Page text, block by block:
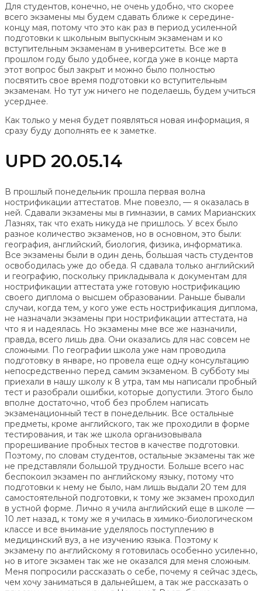
Для студентов, конечно, не очень удобно, что скорее
всего экзамены мы будем сдавать ближе к середине-
концу мая, потому что это как раз в период усиленной
подготовки к школьным выпускным экзаменам и ко
вступительным экзаменам в университеты. Все же в
прошлом году было удобнее, когда уже в конце марта
этот вопрос был закрыт и можно было полностью
посвятить свое время подготовки ко вступительным
экзаменам. Но тут уж ничего не поделаешь, будем учиться
усерднее.
Как только у меня будет появляться новая информация, я
сразу буду дополнять ее к заметке.
UPD 20.05.14
В прошлый понедельник прошла первая волна
нострификации аттестатов. Мне повезло, — я оказалась в
ней. Сдавали экзамены мы в гимназии, в самих Марианских
Лазнях, так что ехать никуда не пришлось. У всех было
разное количество экзаменов, но в основном, это были:
география, английский, биология, физика, информатика.
Все экзамены были в один день, большая часть студентов
освободилась уже до обеда. Я сдавала только английский
и географию, поскольку прикладывала к документам для
нострификации аттестата уже готовую нострификацию
своего диплома о высшем образовании. Раньше бывали
случаи, когда тем, у кого уже есть нострификация диплома,
не назначали экзамены при нострификации аттестата, на
что я и надеялась. Но экзамены мне все же назначили,
правда, всего лишь два. Они оказались для нас совсем не
сложными. По географии школа уже нам проводила
подготовку в январе, но провела еще одну консультацию
непосредственно перед самим экзаменом. В субботу мы
приехали в нашу школу к 8 утра, там мы написали пробный
тест и разобрали ошибки, которые допустили. Этого было
вполне достаточно, чтоб без проблем написать
экзаменационный тест в понедельник. Все остальные
предметы, кроме английского, так же проходили в форме
тестирования, и так же школа организовывала
прорешивание пробных тестов в качестве подготовки.
Поэтому, по словам студентов, остальные экзамены так же
не представляли большой трудности. Больше всего нас
беспокоил экзамен по английскому языку, потому что
подготовки к нему не было, нам лишь выдали 20 тем для
самостоятельной подготовки, к тому же экзамен проходил
в устной форме. Лично я учила английский еще в школе —
10 лет назад, к тому же я училась в химико-биологическом
классе и все внимание уделялось поступлению в
медицинский вуз, а не изучению языка. Поэтому к
экзамену по английскому я готовилась особенно усиленно,
но в итоге экзамен так же не оказался для меня сложным.
Меня попросили рассказать о себе, почему я сейчас здесь,
чем хочу заниматься в дальнейшем, а так же рассказать о